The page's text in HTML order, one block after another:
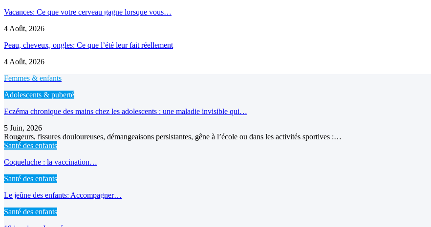
Vacances: Ce que votre cerveau gagne lorsque vous…
4 Août, 2026
Peau, cheveux, ongles: Ce que l’été leur fait réellement
4 Août, 2026
Femmes & enfants
Adolescents & puberté
Eczéma chronique des mains chez les adolescents : une maladie invisible qui…
5 Juin, 2026
Rougeurs, fissures douloureuses, démangeaisons persistantes, gêne à l’école ou dans les activités sportives :…
Santé des enfants
Coqueluche : la vaccination…
Santé des enfants
Le jeûne des enfants: Accompagner…
Santé des enfants